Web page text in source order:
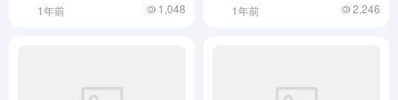
1年前 1,048 1年前 2,246